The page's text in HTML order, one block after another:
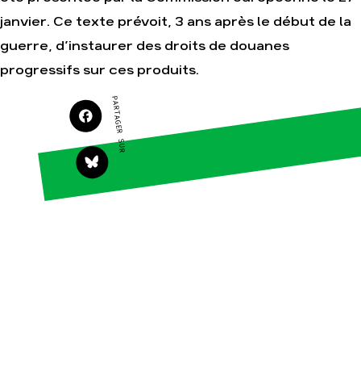
S'engager sur le
campagnes
Transmettre tout ou
partie de son
patrimoine
Télécharger
gratuitement les
guides éco-citoyens
Surproduction
Agriculture
Finance
janvier. Ce texte prévoit, 3 ans après le début de la
guerre, d’instaurer des droits de douanes
progressifs sur ces produits.
PARTAGER SUR